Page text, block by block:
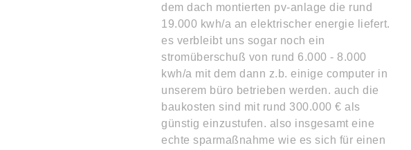
dem dach montierten pv-anlage die rund
19.000 kwh/a an elektrischer energie liefert.
es verbleibt uns sogar noch ein
stromüberschuß von rund 6.000 - 8.000
kwh/a mit dem dann z.b. einige computer in
unserem büro betrieben werden. auch die
baukosten sind mit rund 300.000 € als
günstig einzustufen. also insgesamt eine
echte sparmaßnahme wie es sich für einen